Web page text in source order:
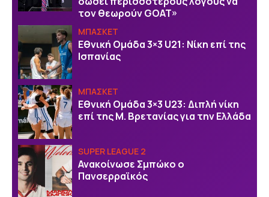
τον θεωρούν GOAT»
ΜΠΑΣΚΕΤ
Εθνική Ομάδα 3×3 U21: Νίκη επί της
Ισπανίας
ΜΠΑΣΚΕΤ
Εθνική Ομάδα 3×3 U23: Διπλή νίκη
επί της Μ. Βρετανίας για την Ελλάδα
SUPER LEAGUE 2
Ανακοίνωσε Σμπώκο ο
Πανσερραϊκός